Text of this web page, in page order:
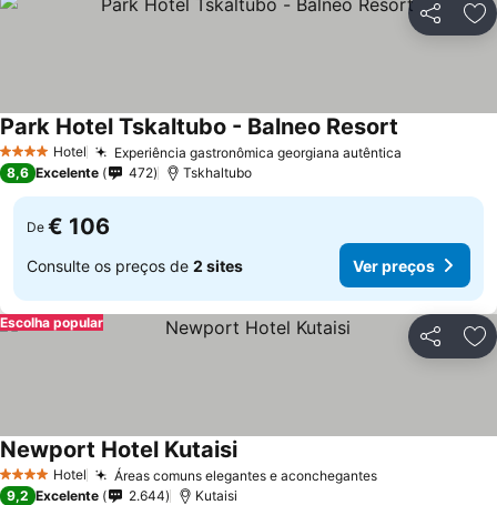
Partilhar
4 EstrelasHotel Experiência gastronômica georgiana autêntica
Park Hotel Tskaltubo - Balneo Resort
8,6 Excelente 472 Tskhaltubo
De € 106
Consulte os preços de 2 sites Ver preços
Partilhar
Escolha popular
4 EstrelasHotel Áreas comuns elegantes e aconchegantes
Newport Hotel Kutaisi
9,2 Excelente 2.644 Kutaisi